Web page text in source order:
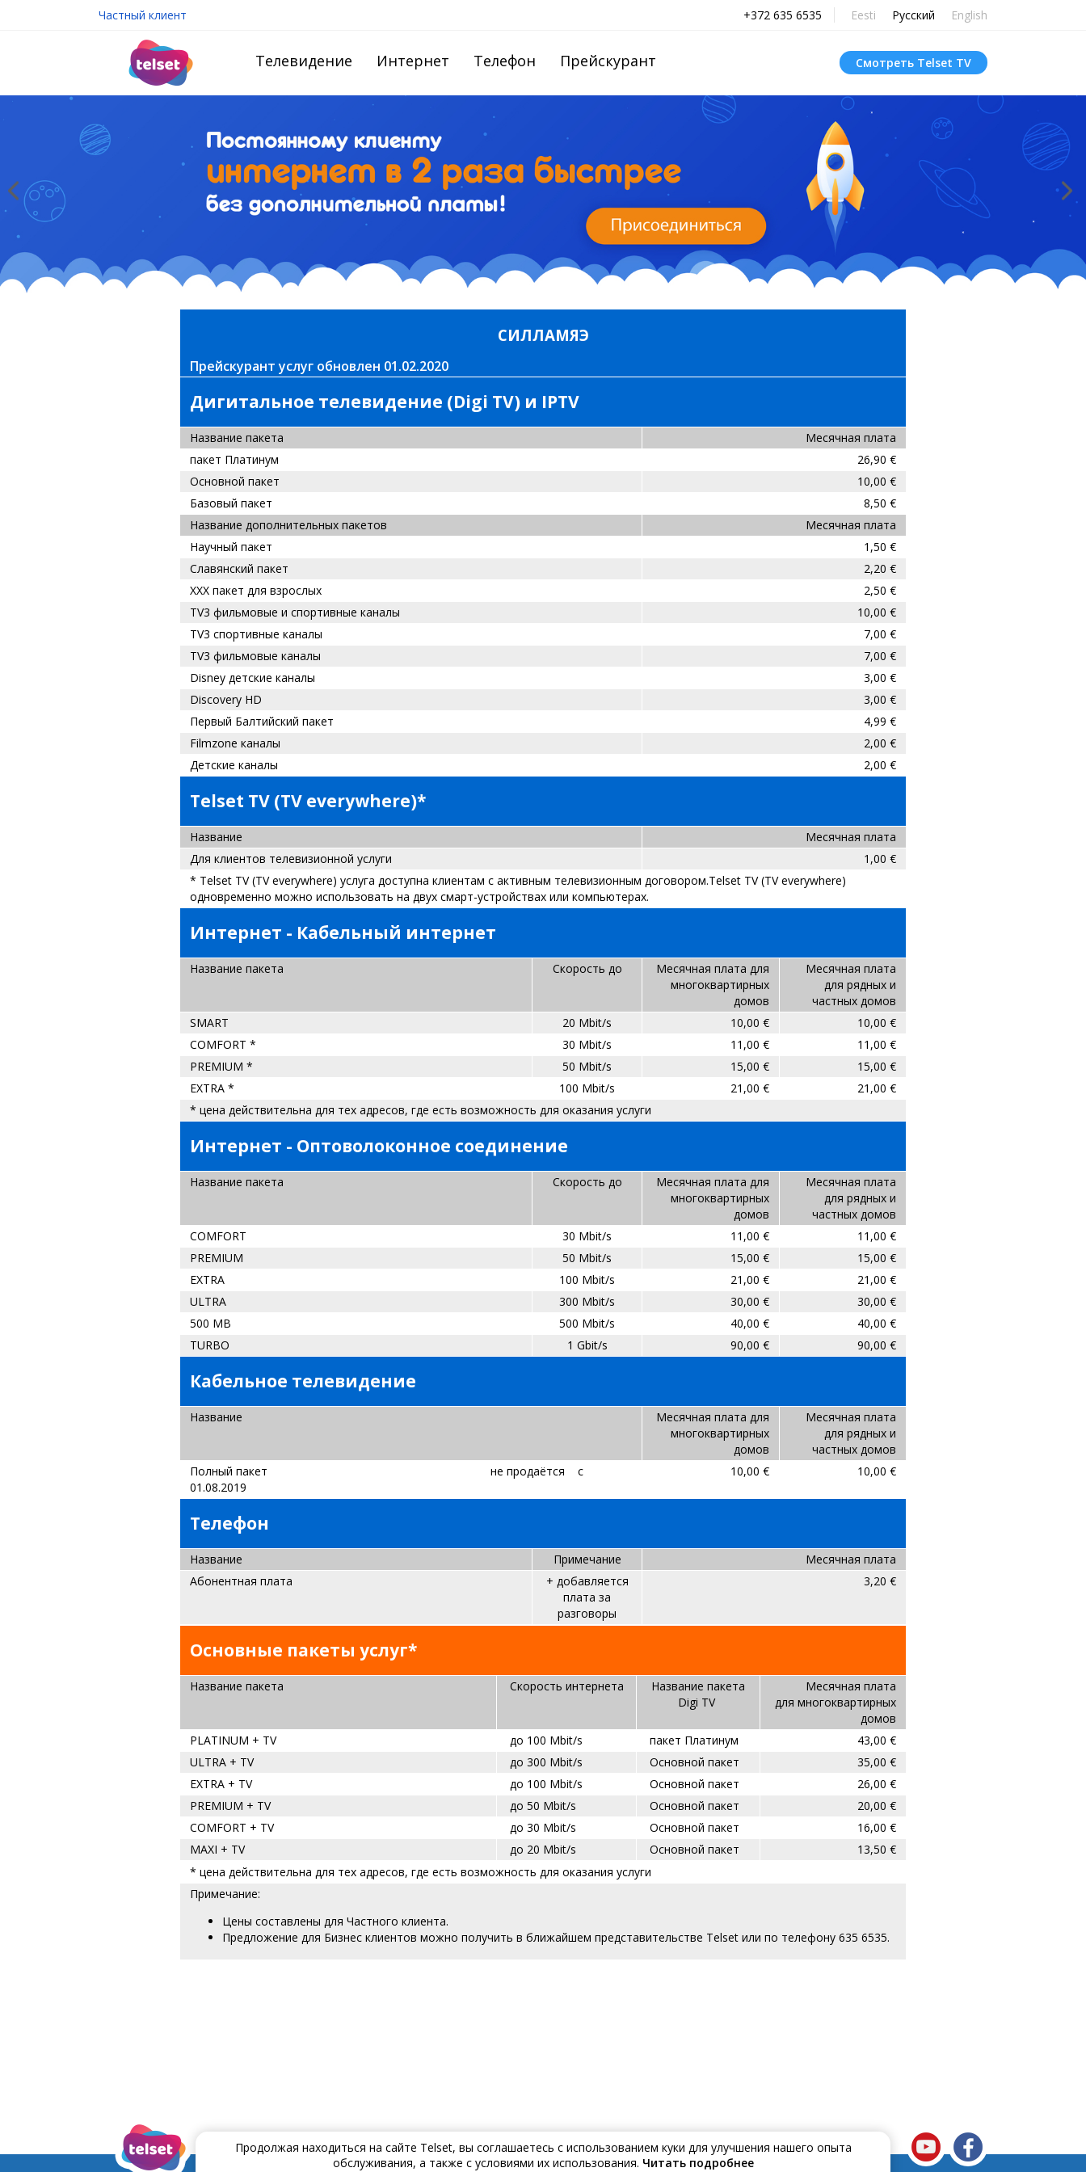
Частный клиент +372 635 6535 Eesti Русский English
Телевидение Интернет Телефон Прейскурант Смотреть Telset TV
Продолжая находиться на сайте Telset, вы соглашаетесь с использованием куки для улучшения нашего опыта
обслуживания, а также с условиями их использования. Читать подробнее
СИЛЛАМЯЭ
Прейскурант услуг обновлен 01.02.2020
Дигитальное телевидение (Digi TV) и IPTV
Название пакета
Месячная плата
пакет Платинум
26,90 €
Основной пакет
10,00 €
Базовый пакет
8,50 €
Название дополнительных пакетов
Месячная плата
Научный пакет
1,50 €
Славянский пакет
2,20 €
XXX пакет для взрослых
2,50 €
TV3 фильмовые и спортивные каналы
10,00 €
TV3 спортивные каналы
7,00 €
TV3 фильмовые каналы
7,00 €
Disney детские каналы
3,00 €
Discovery HD
3,00 €
Первый Балтийский пакет
4,99 €
Filmzone каналы
2,00 €
Детские каналы
2,00 €
Telset TV (TV everywhere)*
Название
Месячная плата
Для клиентов телевизионной услуги
1,00 €
* Telset TV (TV everywhere) услуга доступна клиентам с активным телевизионным договором.Telset TV (TV everywhere)
одновременно можно использовать на двух смарт-устройствах или компьютерах.
Интернет - Кабельный интернет
Название пакета Скорость до
Месячная плата для
многоквартирных
домов
Месячная плата
для рядных и
частных домов
SMART
20 Mbit/s 10,00 €
10,00 €
COMFORT *
30 Mbit/s 11,00 €
11,00 €
PREMIUM *
50 Mbit/s 15,00 €
15,00 €
EXTRA *
100 Mbit/s 21,00 €
21,00 €
* цена действительна для тех адресов, где есть возможность для оказания услуги
Интернет - Оптоволоконное соединение
Название пакета Скорость до
Месячная плата для
многоквартирных
домов
Месячная плата
для рядных и
частных домов
COMFORT
30 Mbit/s 11,00 €
11,00 €
PREMIUM
50 Mbit/s 15,00 €
15,00 €
EXTRA
100 Mbit/s 21,00 €
21,00 €
ULTRA
300 Mbit/s 30,00 €
30,00 €
500 MB
500 Mbit/s 40,00 €
40,00 €
TURBO
1 Gbit/s 90,00 € 90,00 €
Кабельное телевидение
Название
Месячная плата для
многоквартирных
домов
Месячная плата
для рядных и
частных домов
Полный пакет не продаётся
c
01.08.2019
10,00 € 10,00 €
Телефон
Название Примечание
Месячная плата
Абонентная плата
+ добавляется
плата за
разговоры
3,20 €
Основные пакеты услуг*
Название пакета Скорость интернета
Название пакета
Digi TV
Месячная плата
для многоквартирных
домов
PLATINUM + TV
до 100 Mbit/s пакет Платинум
43,00 €
ULTRA + TV
до 300 Mbit/s Основной пакет
35,00 €
EXTRA + TV
до 100 Mbit/s Основной пакет
26,00 €
PREMIUM + TV
до 50 Mbit/s Основной пакет
20,00 €
COMFORT + TV
до 30 Mbit/s Основной пакет
16,00 €
MAXI + TV
до 20 Mbit/s Основной пакет
13,50 €
* цена действительна для тех адресов, где есть возможность для оказания услуги
Примечание:
Цены составлены для Частного клиента.
Предложение для Бизнеc клиентов можно получить в ближайшем представительстве Telset или по телефону 635 6535.
Ваш дом не подключён к сети Telset ?